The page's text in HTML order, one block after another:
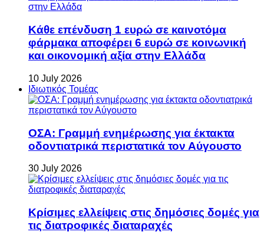
Κάθε επένδυση 1 ευρώ σε καινοτόμα
φάρμακα αποφέρει 6 ευρώ σε κοινωνική
και οικονομική αξία στην Ελλάδα
10 July 2026
Ιδιωτικός Τομέας
ΟΣΑ: Γραμμή ενημέρωσης για έκτακτα
οδοντιατρικά περιστατικά τον Αύγουστο
30 July 2026
Κρίσιμες ελλείψεις στις δημόσιες δομές για
τις διατροφικές διαταραχές